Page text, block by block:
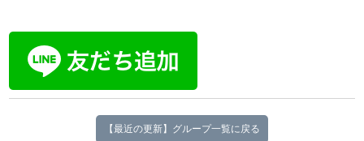
【最近の更新】グループ一覧に戻る